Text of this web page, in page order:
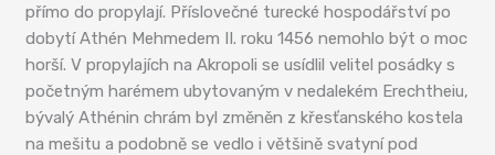
přímo do propylají. Příslovečné turecké hospodářství po
dobytí Athén Mehmedem II. roku 1456 nemohlo být o moc
horší. V propylajích na Akropoli se usídlil velitel posádky s
početným harémem ubytovaným v nedalekém Erechtheiu,
bývalý Athénin chrám byl změněn z křesťanského kostela
na mešitu a podobně se vedlo i většině svatyní pod